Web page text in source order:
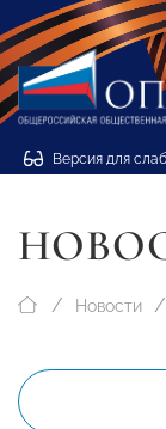
Версия для
Новости